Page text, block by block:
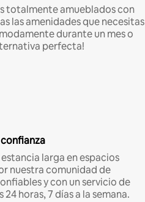
totalmente amueblados con
las amenidades que necesitas
durante un mes o
perfecta!
confianza
larga en espacios
nuestra comunidad de
y con un servicio de
24 horas, 7 días a la semana.